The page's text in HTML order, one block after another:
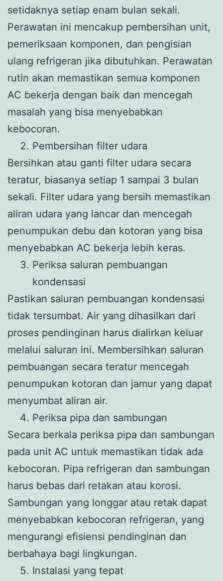
setidaknya setiap enam bulan sekali.
Perawatan ini mencakup pembersihan unit,
pemeriksaan komponen, dan pengisian
ulang refrigeran jika dibutuhkan. Perawatan
rutin akan memastikan semua komponen
AC bekerja dengan baik dan mencegah
masalah yang bisa menyebabkan
kebocoran.
Pembersihan filter udara
Bersihkan atau ganti filter udara secara
teratur, biasanya setiap 1 sampai 3 bulan
sekali. Filter udara yang bersih memastikan
aliran udara yang lancar dan mencegah
penumpukan debu dan kotoran yang bisa
menyebabkan AC bekerja lebih keras.
Periksa saluran pembuangan
kondensasi
Pastikan saluran pembuangan kondensasi
tidak tersumbat. Air yang dihasilkan dari
proses pendinginan harus dialirkan keluar
melalui saluran ini. Membersihkan saluran
pembuangan secara teratur mencegah
penumpukan kotoran dan jamur yang dapat
menyumbat aliran air.
Periksa pipa dan sambungan
Secara berkala periksa pipa dan sambungan
pada unit AC untuk memastikan tidak ada
kebocoran. Pipa refrigeran dan sambungan
harus bebas dari retakan atau korosi.
Sambungan yang longgar atau retak dapat
menyebabkan kebocoran refrigeran, yang
mengurangi efisiensi pendinginan dan
berbahaya bagi lingkungan.
Instalasi yang tepat